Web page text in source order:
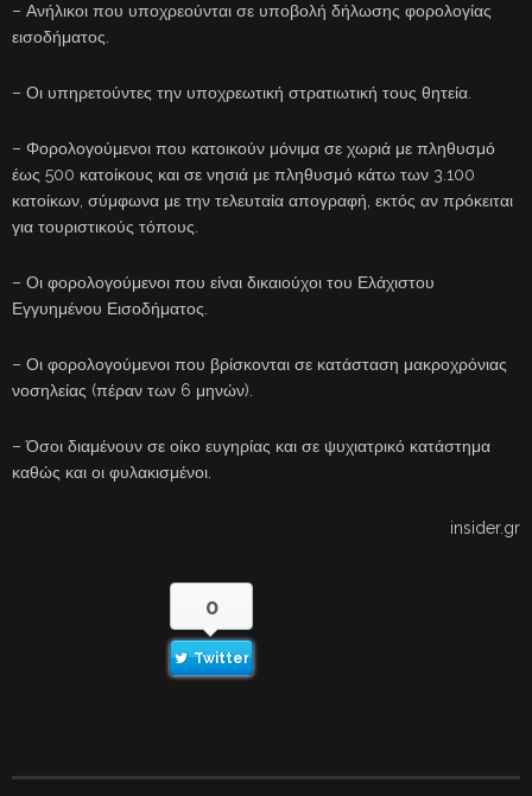
– Ανήλικοι που υποχρεούνται σε υποβολή δήλωσης φορολογίας
εισοδήματος.
– Οι υπηρετούντες την υποχρεωτική στρατιωτική τους θητεία.
– Φορολογούμενοι που κατοικούν μόνιμα σε χωριά με πληθυσμό
έως 500 κατοίκους και σε νησιά με πληθυσμό κάτω των 3.100
κατοίκων, σύμφωνα με την τελευταία απογραφή, εκτός αν πρόκειται
για τουριστικούς τόπους.
– Οι φορολογούμενοι που είναι δικαιούχοι του Ελάχιστου
Εγγυημένου Εισοδήματος.
– Οι φορολογούμενοι που βρίσκονται σε κατάσταση μακροχρόνιας
νοσηλείας (πέραν των 6 μηνών).
– Όσοι διαμένουν σε οίκο ευγηρίας και σε ψυχιατρικό κατάστημα
καθώς και οι φυλακισμένοι.
insider.gr
0
Twitter